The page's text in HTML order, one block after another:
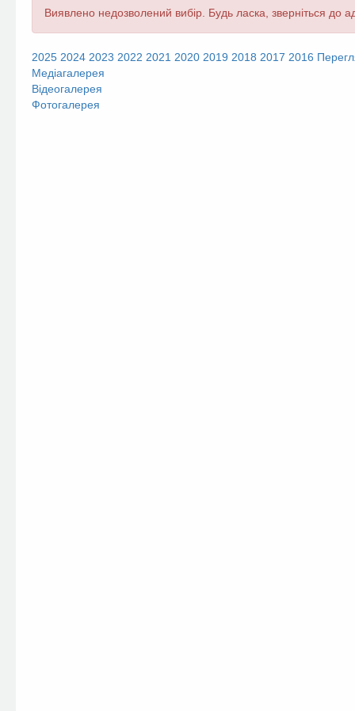
Повідомлення
Виявлено недозволений вибір. Будь ласка, зверніться до
2025 2024 2023 2022 2021 2020 2019 2018 2017 2016
Медіагалерея
Відеогалерея
Фотогалерея